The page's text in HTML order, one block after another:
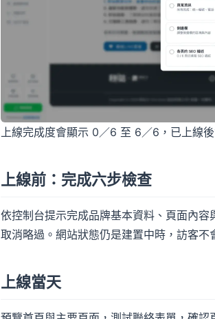
上線完成度會顯示 0／6 至 6／6，已上線
上線前：完成六步檢查
依控制台提示完成品牌基本資料、頁面內
取消略過。網站狀態仍是建置中時，訪客不
上線當天